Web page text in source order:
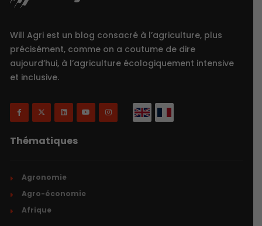
Will Agri est un blog consacré à l’agriculture, plus
précisément, comme on a coutume de dire
aujourd’hui, à l’agriculture écologiquement intensive
et inclusive.
Thématiques
Agronomie
Agro-économie
Afrique